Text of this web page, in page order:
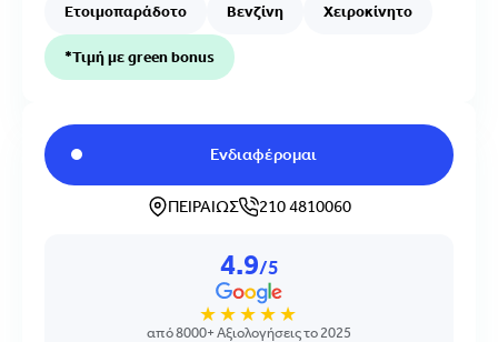
Ετοιμοπαράδοτο Βενζίνη Χειροκίνητο
*Τιμή με green bonus
Ενδιαφέρομαι
ΠΕΙΡΑΙΩΣ 210 4810060
4.9/5
★★★★★
από 8000+ Αξιολογήσεις το 2025